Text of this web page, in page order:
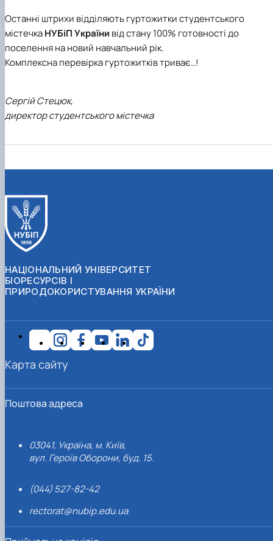
Останні штрихи відділяють гуртожитки студентського
містечкаНУБіП України від стану 100% готовності до
поселення на новий навчальний рік.
Комплексна перевірка гуртожитків триває…!
Сергій Стецюк,
директор студентського містечка
НАЦІОНАЛЬНИЙ УНІВЕРСИТЕТ
БІОРЕСУРСІВ І
ПРИРОДОКОРИСТУВАННЯ УКРАЇНИ
Поштова адреса
03041, Україна, м. Київ,
вул. Героїв Оборони, буд. 15.
(044) 527-82-42
rectorat@nubip.edu.ua
Карта сайту